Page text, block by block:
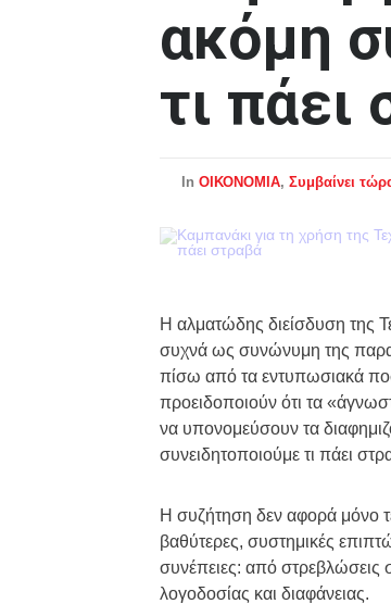
ακόμη
τι πάει
In ΟΙΚΟΝΟΜΙΑ, Συμβαίνει
Η αλματώδης διείσδυση της
συχνά ως συνώνυμη της
πίσω από τα εντυπωσιακά
προειδοποιούν ότι τα
να υπονομεύσουν τα
συνειδητοποιούμε τι πάει
Η συζήτηση δεν αφορά μόνο
βαθύτερες, συστημικές
συνέπειες: από
λογοδοσίας και διαφάνειας.